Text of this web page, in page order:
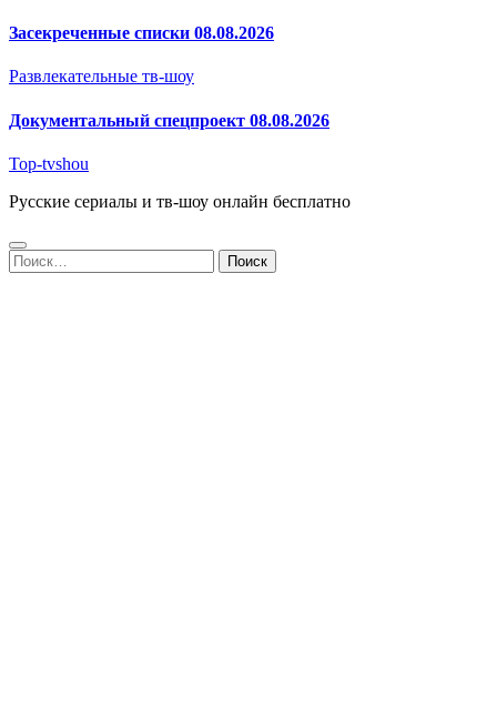
Засекреченные списки 08.08.2026
Развлекательные тв-шоу
Документальный спецпроект 08.08.2026
Top-tvshou
Русские сериалы и тв-шоу онлайн бесплатно
Найти: